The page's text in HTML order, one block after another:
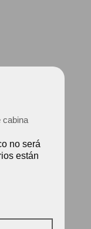
cabina
no será
están